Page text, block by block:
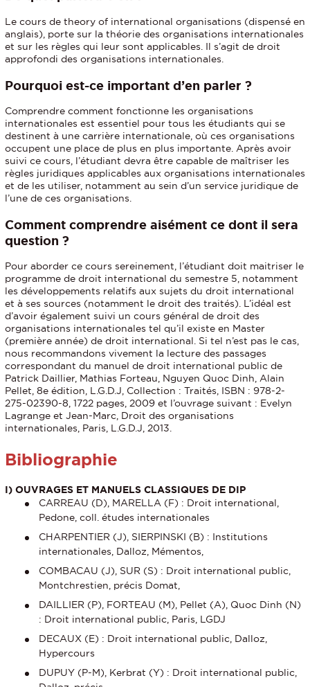
Le cours de theory of international organisations (dispensé en
anglais), porte sur la théorie des organisations internationales
et sur les règles qui leur sont applicables. Il s’agit de droit
approfondi des organisations internationales.
Pourquoi est-ce important d’en parler ?
Comprendre comment fonctionne les organisations
internationales est essentiel pour tous les étudiants qui se
destinent à une carrière internationale, où ces organisations
occupent une place de plus en plus importante. Après avoir
suivi ce cours, l’étudiant devra être capable de maîtriser les
règles juridiques applicables aux organisations internationales
et de les utiliser, notamment au sein d’un service juridique de
l’une de ces organisations.
Comment comprendre aisément ce dont il sera
question ?
Pour aborder ce cours sereinement, l’étudiant doit maitriser le
programme de droit international du semestre 5, notamment
les développements relatifs aux sujets du droit international
et à ses sources (notamment le droit des traités). L’idéal est
d’avoir également suivi un cours général de droit des
organisations internationales tel qu’il existe en Master
(première année) de droit international. Si tel n’est pas le cas,
nous recommandons vivement la lecture des passages
correspondant du manuel de droit international public de
Patrick Daillier, Mathias Forteau, Nguyen Quoc Dinh, Alain
Pellet, 8e édition, L.G.D.J, Collection : Traités, ISBN : 978-2-
275-02390-8, 1722 pages, 2009 et l’ouvrage suivant : Evelyn
Lagrange et Jean-Marc, Droit des organisations
internationales, Paris, L.G.D.J, 2013.
Bibliographie
I) OUVRAGES ET MANUELS CLASSIQUES DE DIP
CARREAU (D), MARELLA (F) : Droit international,
Pedone, coll. études internationales
CHARPENTIER (J), SIERPINSKI (B) : Institutions
internationales, Dalloz, Mémentos,
COMBACAU (J), SUR (S) : Droit international public,
Montchrestien, précis Domat,
DAILLIER (P), FORTEAU (M), Pellet (A), Quoc Dinh (N)
: Droit international public, Paris, LGDJ
DECAUX (E) : Droit international public, Dalloz,
Hypercours
DUPUY (P-M), Kerbrat (Y) : Droit international public,